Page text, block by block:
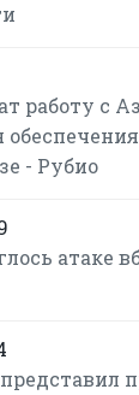
работу с
- Рубио
атаке